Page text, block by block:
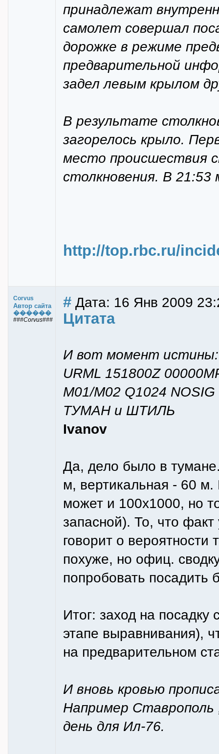
принадлежат
самолет совершал
дорожке в режиме
предварительной
задел левым крылом
В результате
загорелось крыло.
место происшествия
столкновения. В
http://top.rbc.ru/
Corvus
Автор сайта
������
###Corvus###
# Дата: 16 Янв 2009
Цитата
И вот момент истины:
URML 151800Z
M01/M02 Q1024
ТУМАН и ШТИЛЬ
Ivanov
Да, дело было в
м, вертикальная - 60
может и 100х1000, но
запасной). То, что
говорит о вероятности
похуже, но офиц.
попробовать посадить
Итог: заход на
этапе выравнивания),
на предварительном
И вновь кровью
Например Ставрополь
день для Ил-76.